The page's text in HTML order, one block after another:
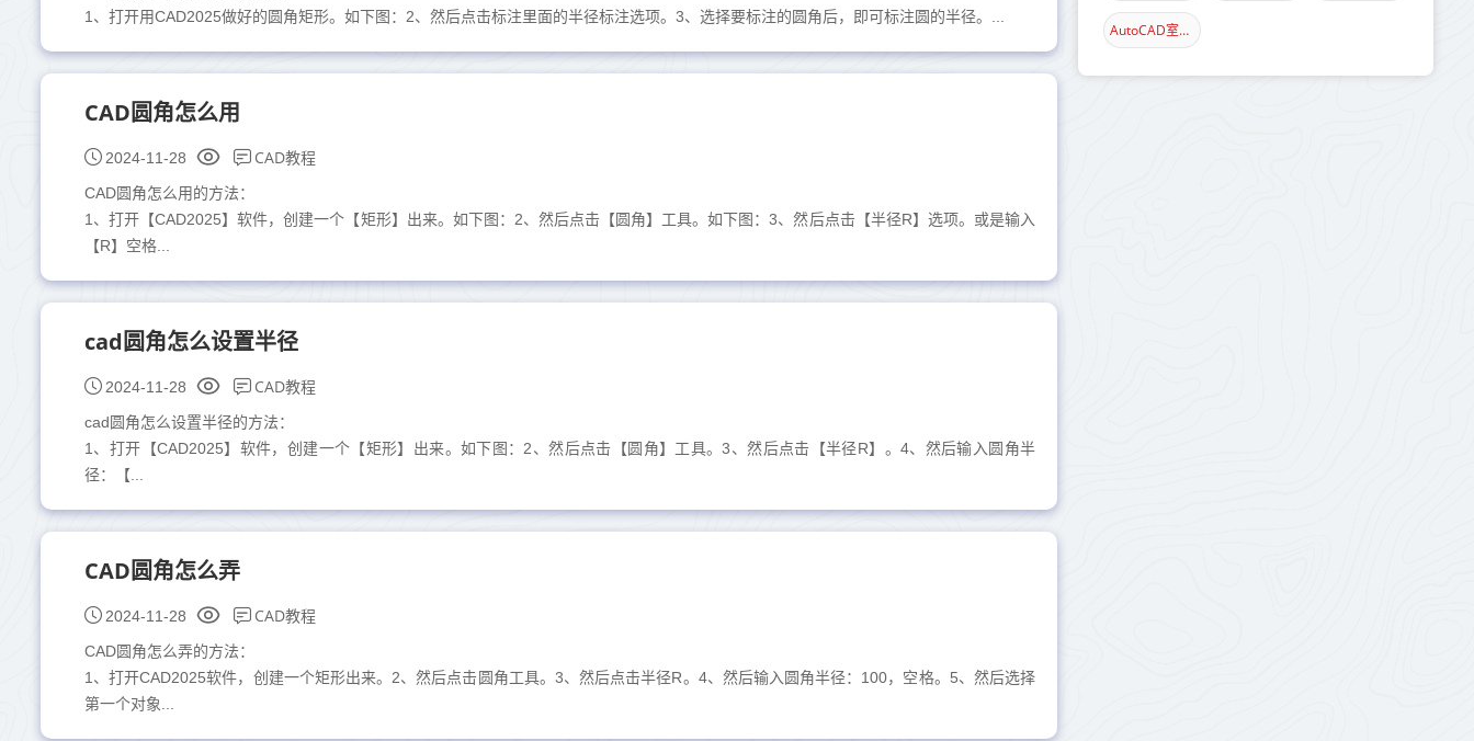
1、打开用CAD2025做好的圆角矩形。如下图：2、然后点击标注里面的半径标注选项。3、选择要标注的圆角后，即可标注圆的半径。...
CAD圆角怎么用
2024-11-28 CAD教程
CAD圆角怎么用的方法：
1、打开【CAD2025】软件，创建一个【矩形】出来。如下图：2、然后点击【圆角】工具。如下图：3、然后点击【半径R】选项。或是输入
【R】空格...
cad圆角怎么设置半径
2024-11-28 CAD教程
cad圆角怎么设置半径的方法：
1、打开【CAD2025】软件，创建一个【矩形】出来。如下图：2、然后点击【圆角】工具。3、然后点击【半径R】。4、然后输入圆角半
径：【...
CAD圆角怎么弄
2024-11-28 CAD教程
CAD圆角怎么弄的方法：
1、打开CAD2025软件，创建一个矩形出来。2、然后点击圆角工具。3、然后点击半径R。4、然后输入圆角半径：100，空格。5、然后选择
第一个对象...
AutoCAD室内设计